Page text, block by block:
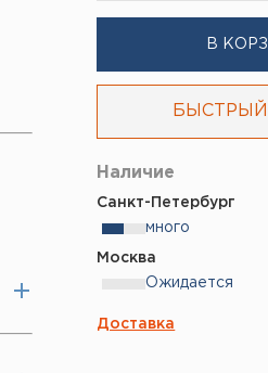
В
Наличие
Санкт-Петербург
много
Москва
Ожидается
Доставка